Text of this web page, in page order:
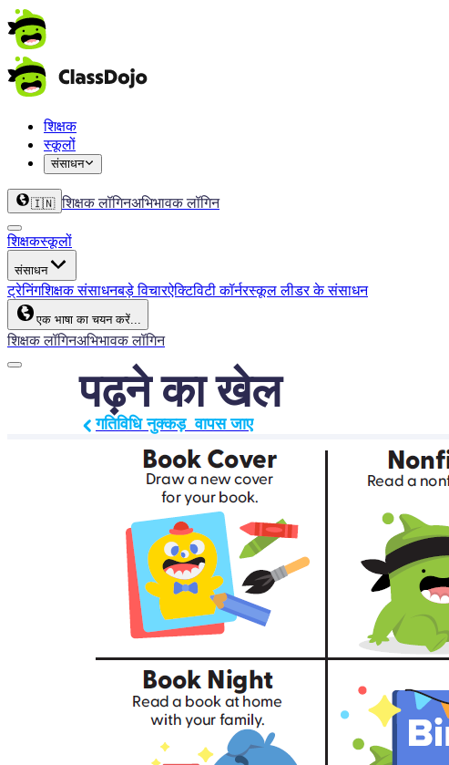
शिक्षक
स्कूलों
संसाधन
🇮🇳 शिक्षक लॉगिनअभिभावक लॉगिन
शिक्षकस्कूलों
संसाधन
ट्रेनिंगशिक्षक संसाधनबड़े विचारऐक्टिविटी कॉर्नरस्कूल लीडर के संसाधन
एक भाषा का चयन करें...
शिक्षक लॉगिनअभिभावक लॉगिन
पढ़ने का खेल
गतिविधि नुक्कड़  वापस जाए